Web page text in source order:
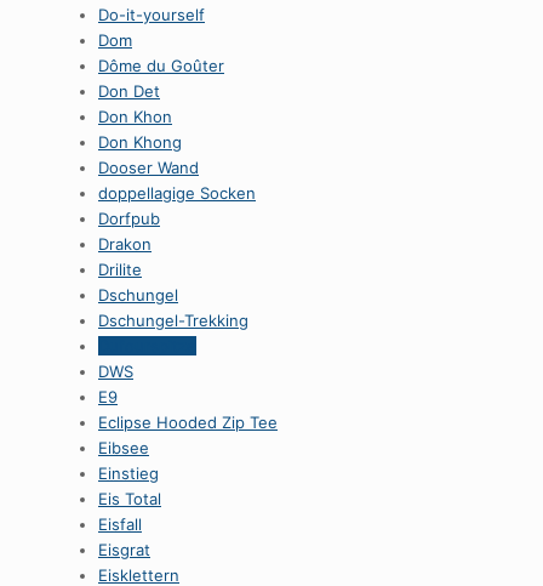
Do-it-yourself
Dom
Dôme du Goûter
Don Det
Don Khon
Don Khong
Dooser Wand
doppellagige Socken
Dorfpub
Drakon
Drilite
Dschungel
Dschungel-Trekking
DWS
E9
Eclipse Hooded Zip Tee
Eibsee
Einstieg
Eis Total
Eisfall
Eisgrat
Eisklettern